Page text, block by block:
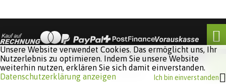
Software:
Unsere Website verwendet Cookies. Das ermöglicht uns, Ihr
Nutzerlebnis zu optimieren. Indem Sie unsere Website
weiterhin nutzen, erklären Sie sich damit einverstanden.
Datenschutzerklärung anzeigen
Ich bin einverstanden